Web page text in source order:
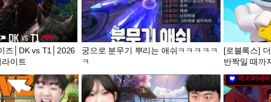
즈│DK vs T1│2026
이트
궁으로 분무기 뿌리는 애쉬ㅋㅋㅋㅋㅋ
ㅋ
[로블록스]
반짝일 때까
Your